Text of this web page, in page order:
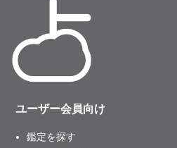
ユーザー会員向け
鑑定を探す